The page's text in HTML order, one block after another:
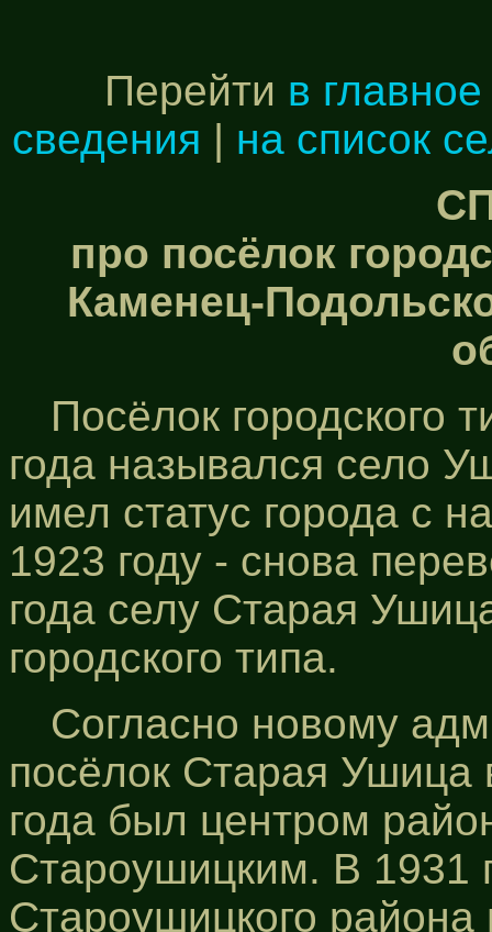
Перейти в
сведения | на список
про посёлок
Каменец-
Посёлок городского
года назывался село
имел статус города с
1923 году - снова
года селу Старая
городского типа.
Согласно новому
посёлок Старая Ушица
года был центром
Староушицким. В 1931
Староушицкого района